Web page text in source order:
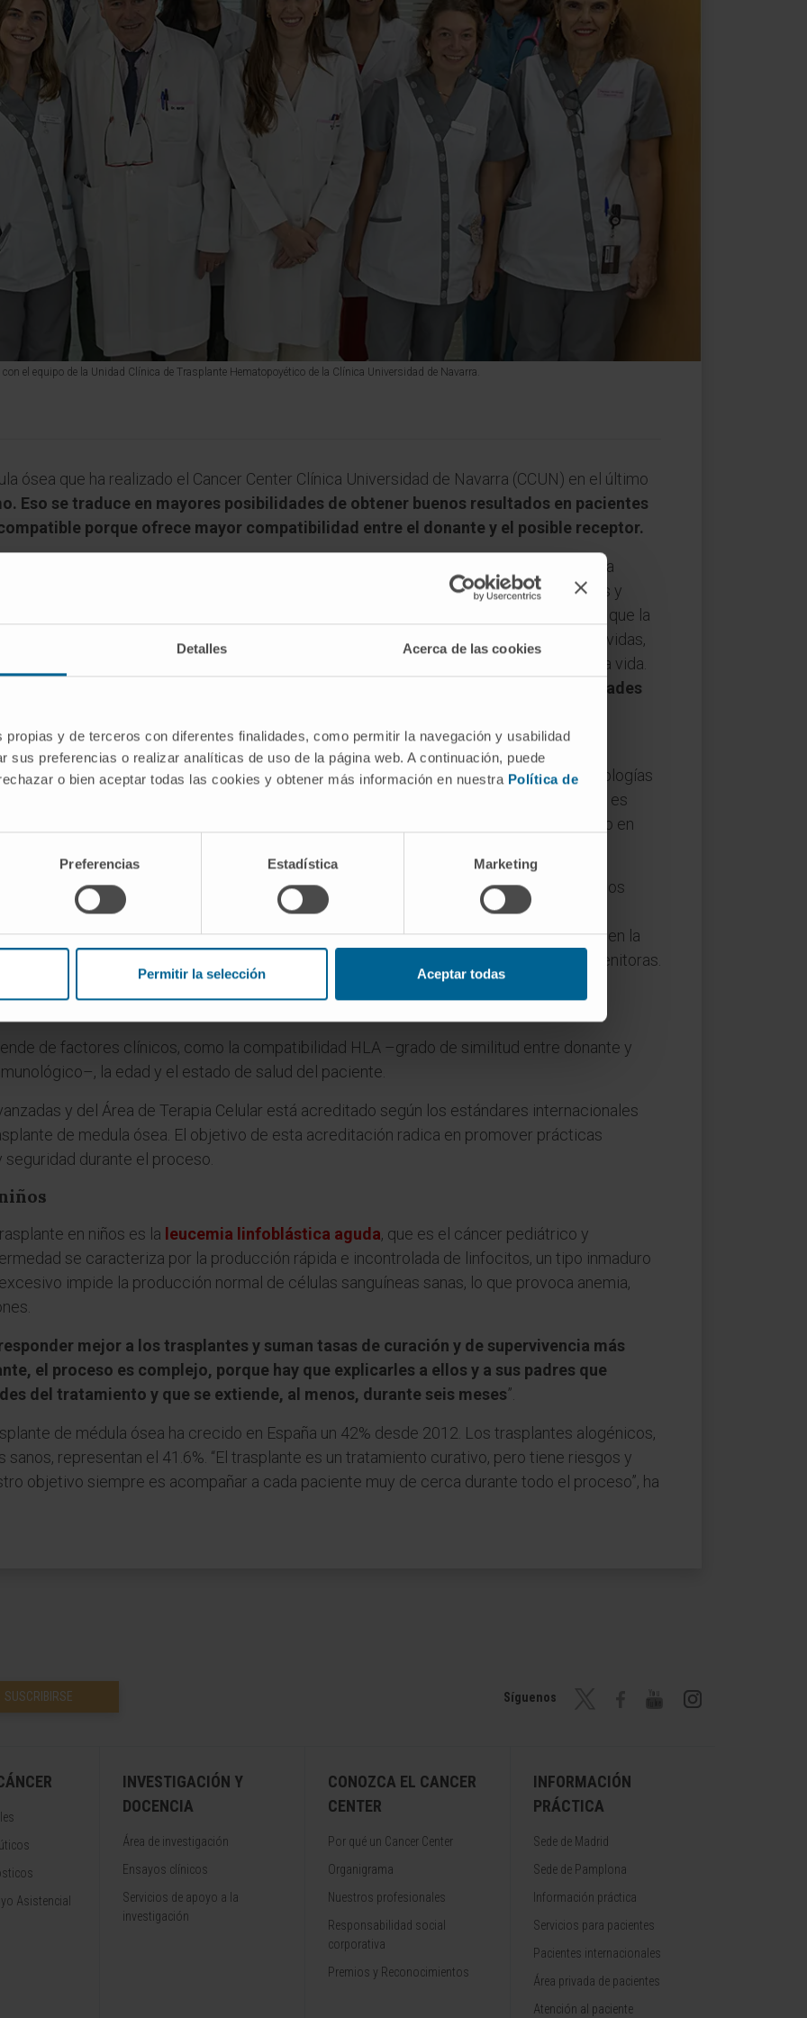
Detalles Acerca de las cookies
propias y de terceros con diferentes finalidades, como permitir la navegación y usabilidad
sus preferencias o realizar analíticas de uso de la página web. A continuación, puede
o bien aceptar todas las cookies y obtener más información en nuestra Política de
Preferencias Estadística Marketing
Permitir la selección Aceptar todas
con el equipo de la Unidad Clínica de Trasplante Hematopoyético de la Clínica Universidad de Navarra.
ósea que ha realizado el Cancer Center Clínica Universidad de Navarra (CCUN) en el último
Eso se traduce en mayores posibilidades de obtener buenos resultados en pacientes
porque ofrece mayor compatibilidad entre el donante y el posible receptor.
de donante no emparentado– ha ido en aumento desde que se comenzaran a
hace una década. Con motivo del Día Mundial de la Donación de Órganos, Tejidos y
, ha asegurado que la
obtenidas de la médula ósea o más frecuentemente de la sangre, salva vidas,
sin otra posibilidad de tratamiento frente a enfermedades incompatibles con la vida.
cumplir la mayoría de edad, porque cuanto más joven se dona, hay más posibilidades
las células madre son más sanas y también aumentan las posibilidades de
ya que se alarga el tiempo en el que uno puede ser donante ”.
terapéutico que se utiliza para combatir enfermedades neoplásicas o patologías
tejido, como el la leucemia,
, o determinados linfomas. Su objetivo es
producir células sanguíneas con normalidad. Desde que se puso en marcha el proyecto en
ha realizado más de 1.500 trasplantes destinados a sustituir la médula ósea dañada.
el paciente que necesita un trasplante de médula ósea es asignado a uno de los dos
–autólogo– o trasplante de donante –alogénico–. En ambos casos, las células se
Celular antes de ser trasplantadas. El paciente ingresa al menos dos semanas en la
o radioterapia y, posteriormente, se realiza la transfusión de las células progenitoras.
mejorado mucho y ha reducido notablemente los efectos secundarios y otras
propio del CCUN optimiza las ventajas para cada paciente”.
de factores clínicos, como la compatibilidad HLA –grado de similitud entre donante y
la edad y el estado de salud del paciente.
y del Área de Terapia Celular está acreditado según los estándares internacionales
de medula ósea. El objetivo de esta acreditación radica en promover prácticas
durante el proceso.
en niños es la leucemia linfoblástica aguda, que es el cáncer pediátrico y
se caracteriza por la producción rápida e incontrolada de linfocitos, un tipo inmaduro
impide la producción normal de células sanguíneas sanas, lo que provoca anemia,
mejor a los trasplantes y suman tasas de curación y de supervivencia más
el proceso es complejo, porque hay que explicarles a ellos y a sus padres que
del tratamiento y que se extiende, al menos, durante seis meses”.
de médula ósea ha crecido en España un 42% desde 2012. Los trasplantes alogénicos,
representan el 41.6%. “El trasplante es un tratamiento curativo, pero tiene riesgos y
objetivo siempre es acompañar a cada paciente muy de cerca durante todo el proceso”, ha
SUSCRIBIRSE Síguenos
Asistencial
INVESTIGACIÓN Y
DOCENCIA
Área de investigación
Ensayos clínicos
Servicios de apoyo a la
investigación
CONOZCA EL CANCER
CENTER
Por qué un Cancer Center
Organigrama
Nuestros profesionales
Responsabilidad social
corporativa
Premios y Reconocimientos
INFORMACIÓN
PRÁCTICA
Sede de Madrid
Sede de Pamplona
Información práctica
Servicios para pacientes
Pacientes internacionales
Área privada de pacientes
Atención al paciente